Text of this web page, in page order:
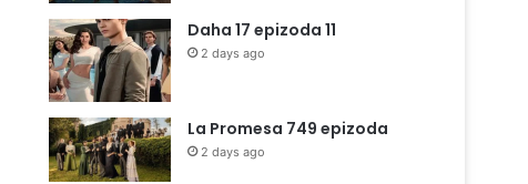
Daha 17 epizoda 11
2 days ago
La Promesa 749 epizoda
2 days ago